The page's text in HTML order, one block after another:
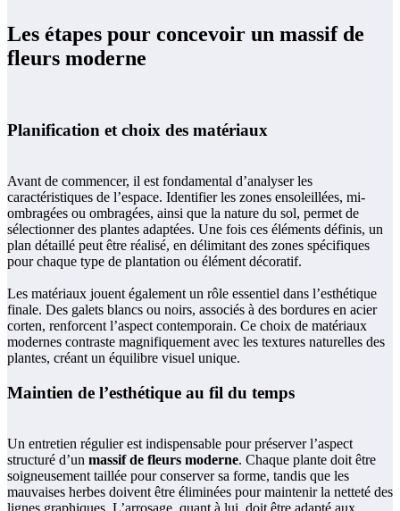
Les étapes pour concevoir un massif de
fleurs moderne
Planification et choix des matériaux
Avant de commencer, il est fondamental d’analyser les
caractéristiques de l’espace. Identifier les zones ensoleillées, mi-
ombragées ou ombragées, ainsi que la nature du sol, permet de
sélectionner des plantes adaptées. Une fois ces éléments définis, un
plan détaillé peut être réalisé, en délimitant des zones spécifiques
pour chaque type de plantation ou élément décoratif.
Les matériaux jouent également un rôle essentiel dans l’esthétique
finale. Des galets blancs ou noirs, associés à des bordures en acier
corten, renforcent l’aspect contemporain. Ce choix de matériaux
modernes contraste magnifiquement avec les textures naturelles des
plantes, créant un équilibre visuel unique.
Maintien de l’esthétique au fil du temps
Un entretien régulier est indispensable pour préserver l’aspect
structuré d’un massif de fleurs moderne. Chaque plante doit être
soigneusement taillée pour conserver sa forme, tandis que les
mauvaises herbes doivent être éliminées pour maintenir la netteté des
lignes graphiques. L’arrosage, quant à lui, doit être adapté aux